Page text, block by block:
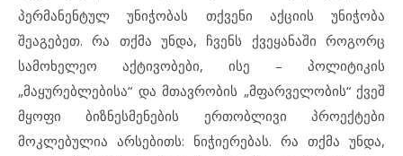
პერმანენტულ უნიჭობას თქვენი აქციის უნიჭობა
შეაგებეთ. რა თქმა უნდა, ჩვენს ქვეყანაში როგორც
სამოხელეო აქტივობები, ისე – პოლიტიკის
„მაყურებლებისა“ და მთავრობის „მფარველობის“ ქვეშ
მყოფი ბიზნესმენების ერთობლივი პროექტები
მოკლებულია არსებითს: ნიჭიერებას. რა თქმა უნდა,